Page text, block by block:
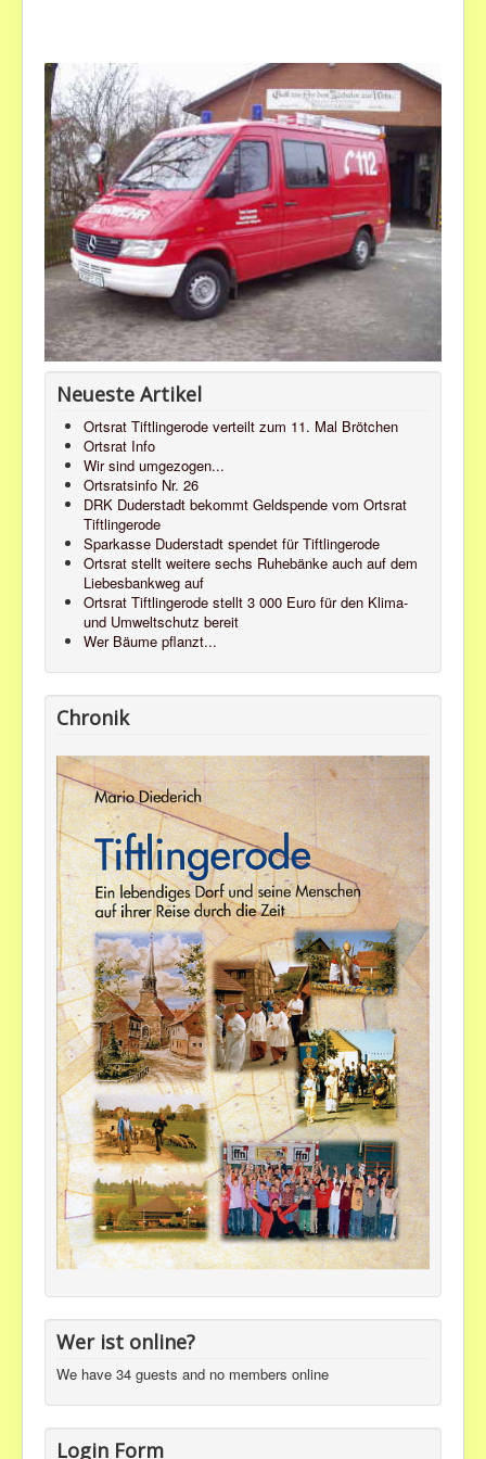
Veranstaltungen
Neueste Artikel
Ortsrat Tiftlingerode verteilt zum 11. Mal Brötchen
Ortsrat Info
Wir sind umgezogen...
Ortsratsinfo Nr. 26
DRK Duderstadt bekommt Geldspende vom Ortsrat
Tiftlingerode
Sparkasse Duderstadt spendet für Tiftlingerode
Ortsrat stellt weitere sechs Ruhebänke auch auf dem
Liebesbankweg auf
Ortsrat Tiftlingerode stellt 3 000 Euro für den Klima-
und Umweltschutz bereit
Wer Bäume pflanzt...
Chronik
Wer ist online?
We have 34 guests and no members online
Login Form